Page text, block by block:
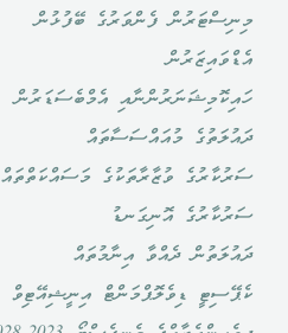
މިނިސްޓަރުން ފެންވަރުގެ ބޭފުޅުން
އެޑްވައިޒަރުން
ހައިކޮމިޝަނަރުންނާއި އެމްބެސަޑަރުން
ދައުލަތުގެ މުއައްސަސާތައް
ސަރުކާރުގެ ވުޒާރާތަކުގެ މަސައްކަތްތައް
ސަރުކާރުގެ އޮނިގަނޑު
ދައުލަތުން ދެއްވާ އިނާމުތައް
ކެޕޭސިޓީ ޑިވެލޮޕްމަންޓް އިނީޝިއޭޓިވް